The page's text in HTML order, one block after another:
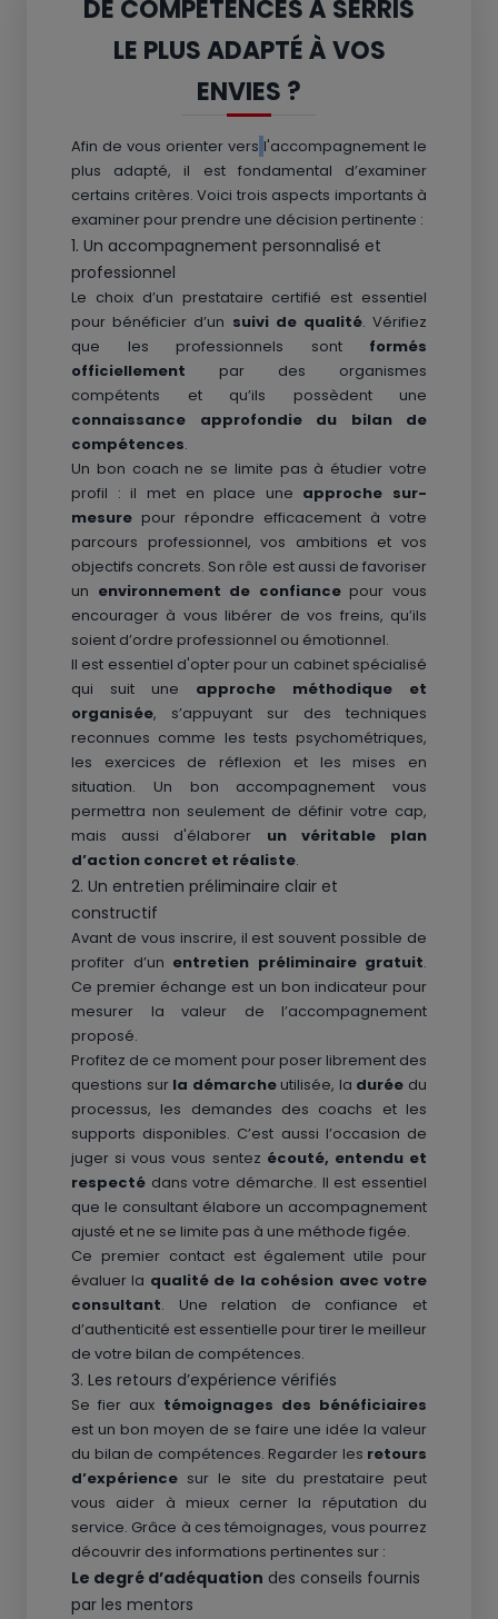
DE COMPÉTENCES À SERRIS
LE PLUS ADAPTÉ À VOS
ENVIES ?
Afin de vous orienter vers l'accompagnement le
plus adapté, il est fondamental d’examiner
certains critères. Voici trois aspects importants à
examiner pour prendre une décision pertinente :
1. Un accompagnement personnalisé et
professionnel
Le choix d’un prestataire certifié est essentiel
pour bénéficier d’un suivi de qualité. Vérifiez
que les professionnels sont formés
officiellement par des organismes
compétents et qu’ils possèdent une
connaissance approfondie du bilan de
compétences.
Un bon coach ne se limite pas à étudier votre
profil : il met en place une approche sur-
mesure pour répondre efficacement à votre
parcours professionnel, vos ambitions et vos
objectifs concrets. Son rôle est aussi de favoriser
un environnement de confiancepour vous
encourager à vous libérer de vos freins, qu’ils
soient d’ordre professionnel ou émotionnel.
Il est essentiel d'opter pour un cabinet spécialisé
qui suit une approche méthodique et
organisée, s’appuyant sur des techniques
reconnues comme les tests psychométriques,
les exercices de réflexion et les mises en
situation. Un bon accompagnement vous
permettra non seulement de définir votre cap,
mais aussi d'élaborer un véritable plan
d’action concret et réaliste.
2. Un entretien préliminaire clair et
constructif
Avant de vous inscrire, il est souvent possible de
profiter d’un entretien préliminaire gratuit.
Ce premier échange est un bon indicateur pour
mesurer la valeur de l’accompagnement
proposé.
Profitez de ce moment pour poser librement des
questions sur la démarcheutilisée, la durée du
processus, les demandes des coachs et les
supports disponibles. C’est aussi l’occasion de
juger si vous vous sentez écouté, entendu et
respecté dans votre démarche. Il est essentiel
que le consultant élabore un accompagnement
ajusté et ne se limite pas à une méthode figée.
Ce premier contact est également utile pour
évaluer la qualité de la cohésion avec votre
consultant. Une relation de confiance et
d’authenticité est essentielle pour tirer le meilleur
de votre bilan de compétences.
3. Les retours d’expérience vérifiés
Se fier aux témoignages des bénéficiaires
est un bon moyen de se faire une idée la valeur
du bilan de compétences. Regarder les retours
d’expérience sur le site du prestataire peut
vous aider à mieux cerner la réputation du
service. Grâce à ces témoignages, vous pourrez
découvrir des informations pertinentes sur :
Le degré d’adéquation des conseils fournis
par les mentors